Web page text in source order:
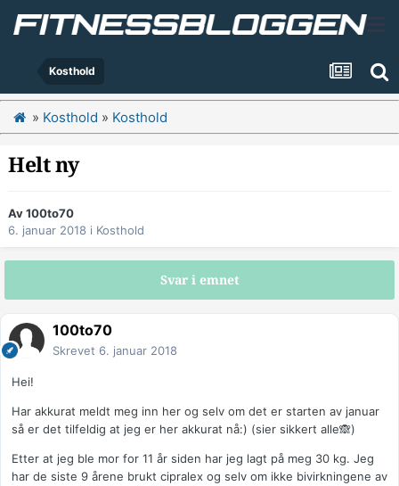
Kosthold
» Kosthold » Kosthold
Helt ny
Av100to70
6. januar 2018 i Kosthold
Svar i emnet
100to70
Skrevet 6. januar 2018
Hei!
Har akkurat meldt meg inn her og selv om det er starten av januar
så er det tilfeldig at jeg er her akkurat nå:) (sier sikkert alle🙈)
Etter at jeg ble mor for 11 år siden har jeg lagt på meg 30 kg. Jeg
har de siste 9 årene brukt cipralex og selv om ikke bivirkningene av